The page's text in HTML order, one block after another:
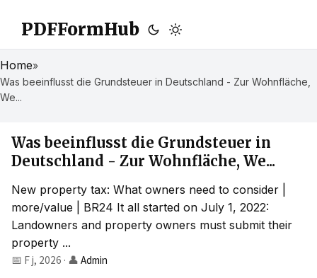
PDFFormHub
Home»
Was beeinflusst die Grundsteuer in Deutschland - Zur Wohnfläche,
We...
Was beeinflusst die Grundsteuer in
Deutschland - Zur Wohnfläche, We...
New property tax: What owners need to consider |
more/value | BR24 It all started on July 1, 2022:
Landowners and property owners must submit their
property ...
📅 F j, 2026 · 👤 Admin